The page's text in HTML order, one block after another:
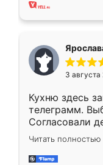
3 августа
Кухню здесь
телеграмм.
Согласовали
недели кухня
довольны
мебель за
Читать полностью